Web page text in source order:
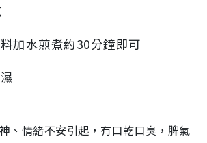
加水煎煮約30分鐘即可
、情緒不安引起，有口乾口臭，脾氣